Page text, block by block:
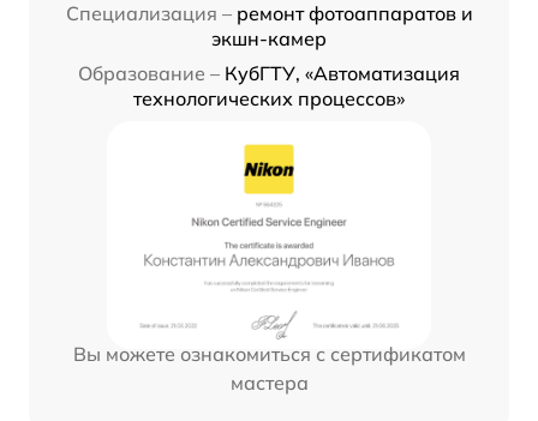
Специализация – ремонт фотоаппаратов и
экшн-камер
Образование – КубГТУ, «Автоматизация
технологических процессов»
Вы можете ознакомиться с сертификатом
мастера